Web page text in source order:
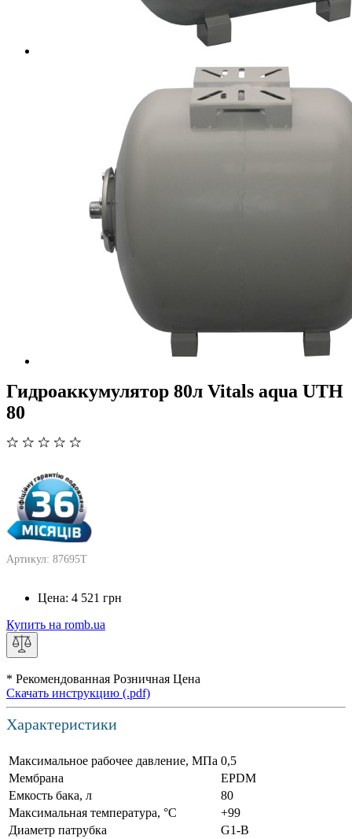
Гидроаккумулятор 80л Vitals aqua UTH
80
Артикул: 87695T
Цена: 4 521 грн
Купить на romb.ua
* Рекомендованная Розничная Цена
Скачать инструкцию (.pdf)
Характеристики
Максимальное рабочее давление, МПа 0,5
Мембрана
EPDM
Емкость бака, л
80
Максимальная температура, °С
+99
Диаметр патрубка
G1-B